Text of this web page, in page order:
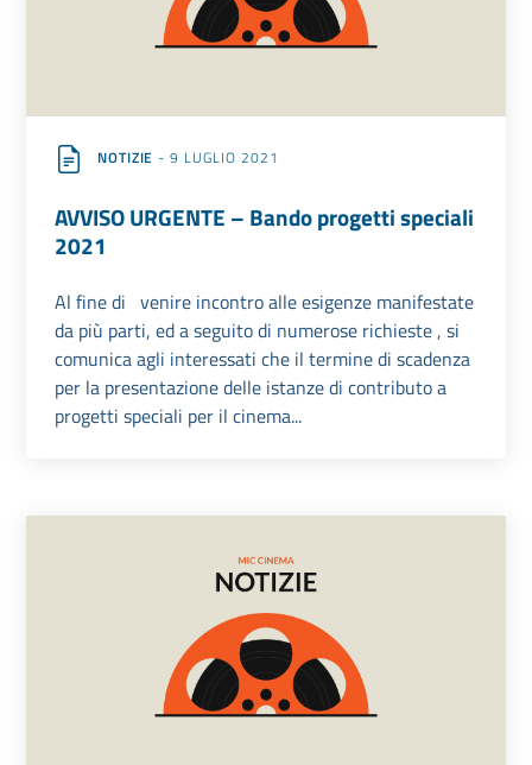
NOTIZIE - 9 LUGLIO 2021
AVVISO URGENTE – Bando progetti speciali
2021
Al fine di venire incontro alle esigenze manifestate
da più parti, ed a seguito di numerose richieste , si
comunica agli interessati che il termine di scadenza
per la presentazione delle istanze di contributo a
progetti speciali per il cinema...